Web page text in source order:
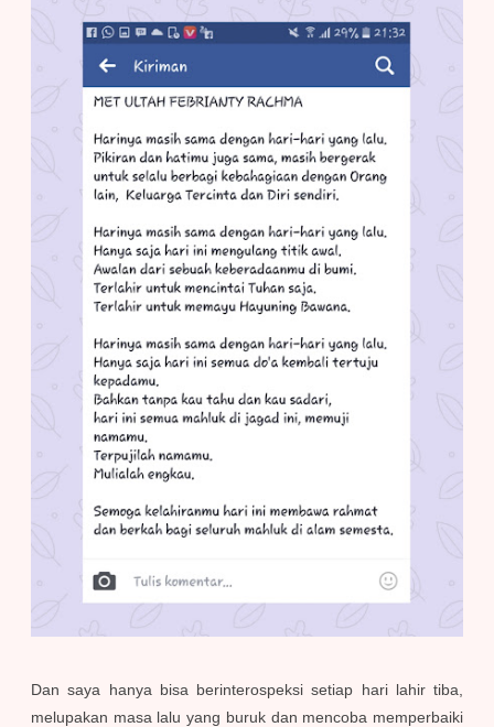
Dan saya hanya bisa berinterospeksi setiap hari lahir tiba,
melupakan masa lalu yang buruk dan mencoba memperbaiki